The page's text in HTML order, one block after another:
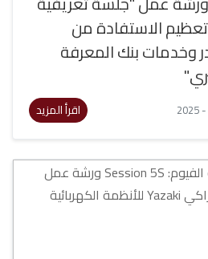
الاستفادة من
وخدمات بنك المعرفة
اقرأ المزيد